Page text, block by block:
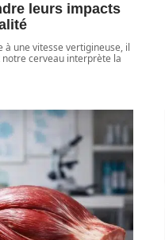
leurs impacts
une vitesse vertigineuse, il
cerveau interprète la